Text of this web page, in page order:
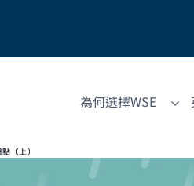
為何選擇WSE
（上）